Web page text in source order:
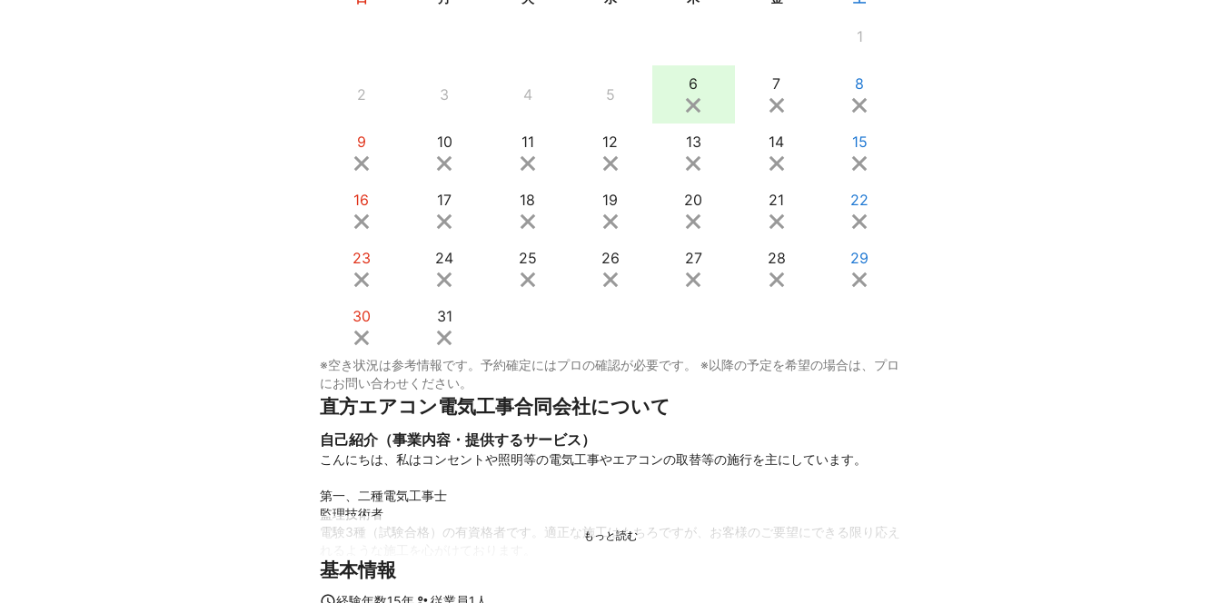
1
2 3 4 5
6 7 8
9 10 11 12 13 14 15
16 17 18 19 20 21 22
23 24 25 26 27 28 29
30 31
※空き状況は参考情報です。予約確定にはプロの確認が必要です。 ※以降の予定を希望の場合は、プロ
にお問い合わせください。
直方エアコン電気工事合同会社について
自己紹介（事業内容・提供するサービス）
こんにちは、私はコンセントや照明等の電気工事やエアコンの取替等の施行を主にしています。
第一、二種電気工事士
監理技術者
電験3種（試験合格）の有資格者です。適正な施工はもちろですが、お客様のご要望にできる限り応え
これまでの実績
基本情報